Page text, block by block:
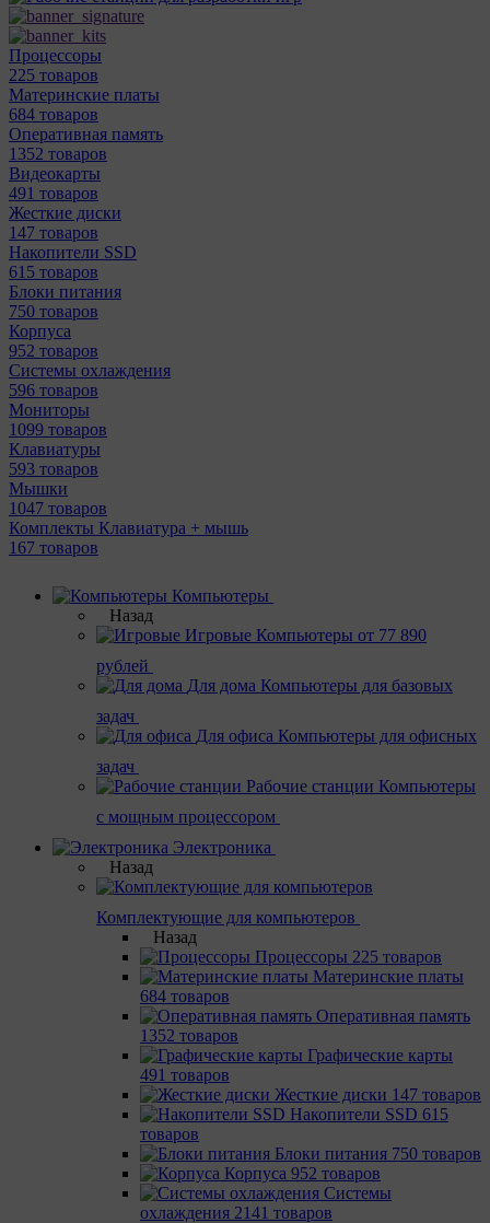
Процессоры
225 товаров
Материнcкие платы
684 товаров
Оперативная память
1352 товаров
Видеокарты
491 товаров
Жесткие диски
147 товаров
Накопители SSD
615 товаров
Блоки питания
750 товаров
Корпуса
952 товаров
Системы охлаждения
596 товаров
Мониторы
1099 товаров
Клавиатуры
593 товаров
Мышки
1047 товаров
Комплекты Клавиатура + мышь
167 товаров
Компьютеры
Назад
Игровые Компьютеры от 77 890
рублей
Для дома Компьютеры для базовых
задач
Для офиса Компьютеры для офисных
задач
Рабочие станции Компьютеры
с мощным процессором
Электроника
Назад
Комплектующие для компьютеров
Назад
Процессоры 225 товаров
Материнcкие платы
684 товаров
Оперативная память
1352 товаров
Графические карты
491 товаров
Жесткие диски 147 товаров
Накопители SSD 615
товаров
Блоки питания 750 товаров
Корпуса 952 товаров
Системы
охлаждения 2141 товаров